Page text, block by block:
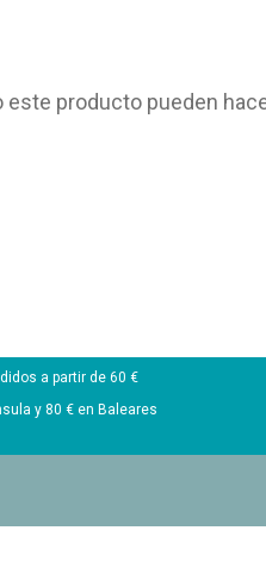
producto pueden
a partir de 60 €
y 80 € en Baleares